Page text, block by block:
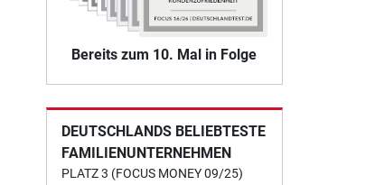
Bereits zum 10. Mal in Folge
DEUTSCHLANDS BELIEBTESTE
FAMILIENUNTERNEHMEN
PLATZ 3 (FOCUS MONEY 09/25)